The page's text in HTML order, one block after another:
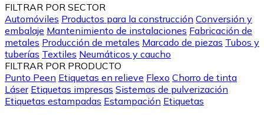
FILTRAR POR SECTOR
Automóviles Productos para la construcción Conversión y
embalaje Mantenimiento de instalaciones Fabricación de
metales Producción de metales Marcado de piezas Tubos y
tuberías Textiles Neumáticos y caucho
FILTRAR POR PRODUCTO
Punto Peen Etiquetas en relieve Flexo Chorro de tinta
Láser Etiquetas impresas Sistemas de pulverización
Etiquetas estampadas Estampación Etiquetas